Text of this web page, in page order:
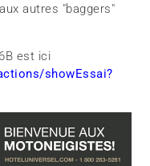
autres "baggers"
est ici
showEssai?